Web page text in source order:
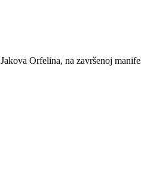
Orfelina, na završenoj